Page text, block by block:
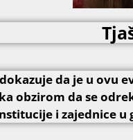
da je u ovu
obzirom da se
i zajednice